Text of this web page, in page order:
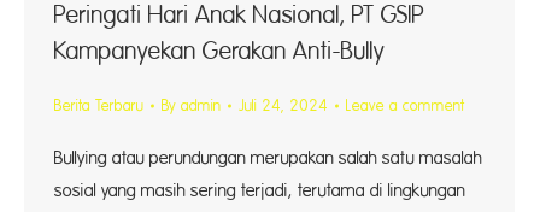
Peringati Hari Anak Nasional, PT GSIP
Kampanyekan Gerakan Anti-Bully
Berita Terbaru By admin Juli 24, 2024 Leave a comment
Bullying atau perundungan merupakan salah satu masalah
sosial yang masih sering terjadi, terutama di lingkungan